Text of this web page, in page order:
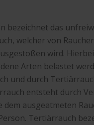
bezeichnet das
welcher von
wird.
Arten belastet
und durch
entsteht durch
dem ausgeatmeten
Tertiärrauch